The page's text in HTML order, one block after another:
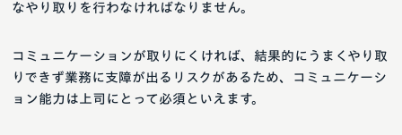
なやり取りを行わなければなりません。
コミュニケーションが取りにくければ、結果的にうまくやり取
りできず業務に支障が出るリスクがあるため、コミュニケーシ
ョン能力は上司にとって必須といえます。